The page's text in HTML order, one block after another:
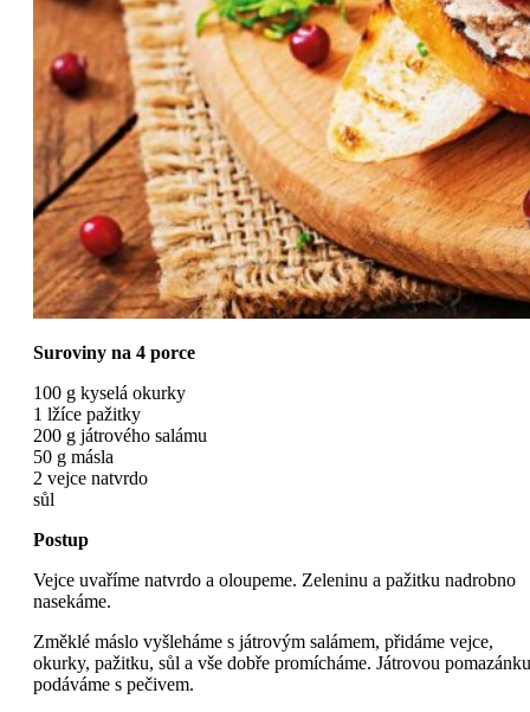
Suroviny na 4 porce
100 g kyselá okurky
1 lžíce pažitky
200 g játrového salámu
50 g másla
2 vejce natvrdo
sůl
Postup
Vejce uvaříme natvrdo a oloupeme. Zeleninu a pažitku nadrobno
nasekáme.
Změklé máslo vyšleháme s játrovým salámem, přidáme vejce,
okurky, pažitku, sůl a vše dobře promícháme. Játrovou pomazánku
podáváme s pečivem.